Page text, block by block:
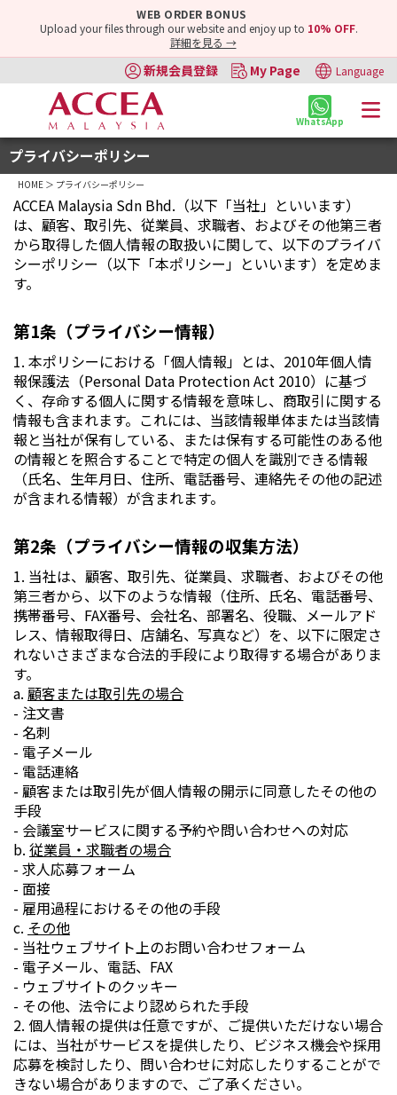
WEB ORDER BONUS
Upload your files through our website and enjoy up to 10% OFF.
詳細を見る →
新規会員登録 My Page Language
WhatsApp
プライバシーポリシー
HOME ＞ プライバシーポリシー
ACCEA Malaysia Sdn Bhd.（以下「当社」といいます）
は、顧客、取引先、従業員、求職者、およびその他第三者
から取得した個人情報の取扱いに関して、以下のプライバ
シーポリシー（以下「本ポリシー」といいます）を定めま
す。
第1条（プライバシー情報）
1. 本ポリシーにおける「個人情報」とは、2010年個人情
報保護法（Personal Data Protection Act 2010）に基づ
く、存命する個人に関する情報を意味し、商取引に関する
情報も含まれます。これには、当該情報単体または当該情
報と当社が保有している、または保有する可能性のある他
の情報とを照合することで特定の個人を識別できる情報
（氏名、生年月日、住所、電話番号、連絡先その他の記述
が含まれる情報）が含まれます。
第2条（プライバシー情報の収集方法）
1. 当社は、顧客、取引先、従業員、求職者、およびその他
第三者から、以下のような情報（住所、氏名、電話番号、
携帯番号、FAX番号、会社名、部署名、役職、メールアド
レス、情報取得日、店舗名、写真など）を、以下に限定さ
れないさまざまな合法的手段により取得する場合がありま
す。
a. 顧客または取引先の場合
- 注文書
- 名刺
- 電子メール
- 電話連絡
- 顧客または取引先が個人情報の開示に同意したその他の
手段
- 会議室サービスに関する予約や問い合わせへの対応
b. 従業員・求職者の場合
- 求人応募フォーム
- 面接
- 雇用過程におけるその他の手段
c. その他
- 当社ウェブサイト上のお問い合わせフォーム
- 電子メール、電話、FAX
- ウェブサイトのクッキー
- その他、法令により認められた手段
2. 個人情報の提供は任意ですが、ご提供いただけない場合
には、当社がサービスを提供したり、ビジネス機会や採用
応募を検討したり、問い合わせに対応したりすることがで
きない場合がありますので、ご了承ください。